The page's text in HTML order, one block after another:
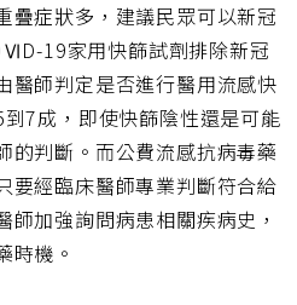
疊症狀多，建議民眾可以新冠
19家用快篩試劑排除新冠
醫師判定是否進行醫用流感快
7成，即使快篩陰性還是可能
的判斷。而公費流感抗病毒藥
要經臨床醫師專業判斷符合給
加強詢問病患相關疾病史，
時機。